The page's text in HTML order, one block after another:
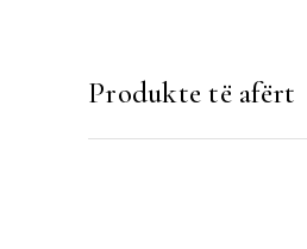
Produkte të afërt